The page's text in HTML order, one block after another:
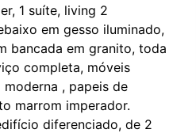
1 suíte, living 2
em gesso iluminado,
bancada em granito, toda
completa, móveis
, papeis de
marrom imperador.
diferenciado, de 2